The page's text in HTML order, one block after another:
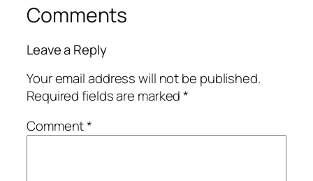
Comments
Leave a Reply
Your email address will not be published.
Required fields are marked*
Comment*